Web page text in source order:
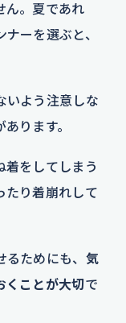
ん。夏であれ
ーを選ぶと、
いよう注意しな
ります。
着をしてしまう
たり着崩れして
ためにも、 気
くことが大切で